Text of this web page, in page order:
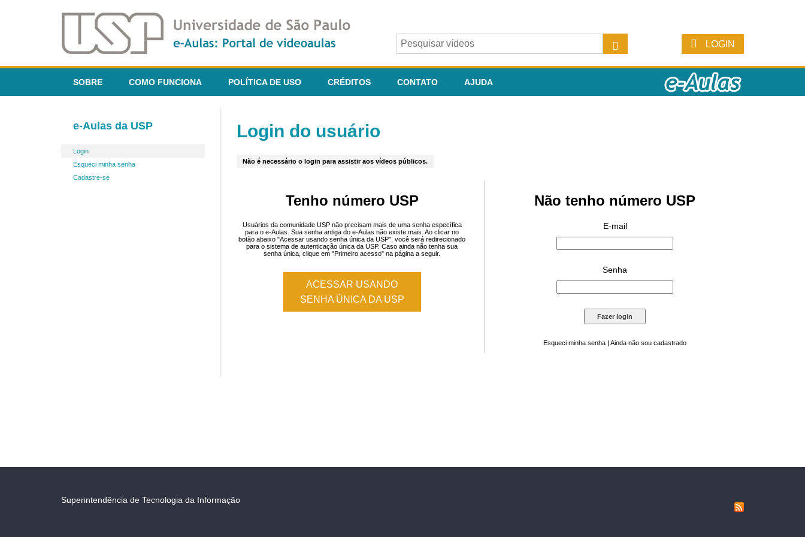
LOGIN
SOBRE COMO FUNCIONA POLÍTICA DE USO CRÉDITOS CONTATO AJUDA
e-Aulas da USP
Login
Esqueci minha senha
Cadastre-se
Login do usuário
Não é necessário o login para assistir aos vídeos públicos.
Tenho número USP
Usuários da comunidade USP não precisam mais de uma senha específica
para o e-Aulas. Sua senha antiga do e-Aulas não existe mais. Ao clicar no
botão abaixo "Acessar usando senha única da USP", você será redirecionado
para o sistema de autenticação única da USP. Caso ainda não tenha sua
senha única, clique em "Primeiro acesso" na página a seguir.
ACESSAR USANDO
SENHA ÚNICA DA USP
Não tenho número USP
E-mail
Senha
Esqueci minha senha | Ainda não sou cadastrado
Superintendência de Tecnologia da Informação